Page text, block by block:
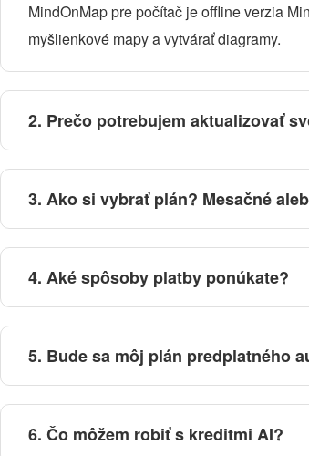
MindOnMap pre počítač je offline verzia
myšlienkové mapy a vytvárať diagramy.
2. Prečo potrebujem aktualizovať
3. Ako si vybrať plán? Mesačné
4. Aké spôsoby platby ponúkate?
5. Bude sa môj plán predplatného
6. Čo môžem robiť s kreditmi AI?